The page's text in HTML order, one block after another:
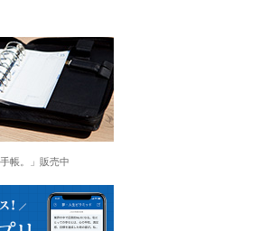
帳。」販売中